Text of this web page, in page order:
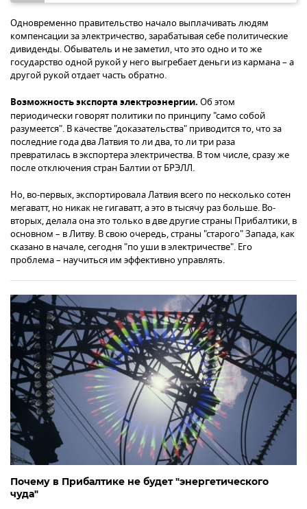
Одновременно правительство начало выплачивать людям
компенсации за электричество, зарабатывая себе политические
дивиденды. Обыватель и не заметил, что это одно и то же
государство одной рукой у него выгребает деньги из кармана – а
другой рукой отдает часть обратно.
Возможность экспорта электроэнергии. Об этом
периодически говорят политики по принципу "само собой
разумеется". В качестве "доказательства" приводится то, что за
последние года два Латвия то ли два, то ли три раза
превратилась в экспортера электричества. В том числе, сразу же
после отключения стран Балтии от БРЭЛЛ.
Но, во-первых, экспортировала Латвия всего по несколько сотен
мегаватт, но никак не гигаватт, а это в тысячу раз больше. Во-
вторых, делала она это только в две другие страны Прибалтики, в
основном – в Литву. В свою очередь, страны "старого" Запада, как
сказано в начале, сегодня "по уши в электричестве". Его
проблема – научиться им эффективно управлять.
Почему в Прибалтике не будет "энергетического
чуда"